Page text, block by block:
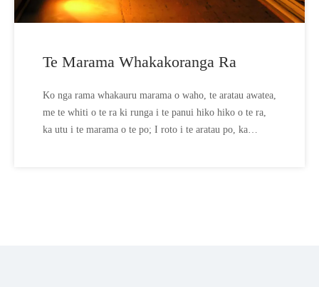
Te Marama Whakakoranga Ra
Ko nga rama whakauru marama o waho, te aratau awatea,
me te whiti o te ra ki runga i te panui hiko hiko o te ra,
ka utu i te marama o te po; I roto i te aratau po, ka